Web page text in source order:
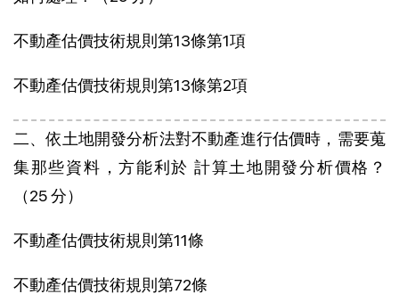
不動產估價技術規則第13條第1項
不動產估價技術規則第13條第2項
二、依土地開發分析法對不動產進行估價時，需要蒐
集那些資料，方能利於 計算土地開發分析價格？
（25 分）
不動產估價技術規則第11條
不動產估價技術規則第72條